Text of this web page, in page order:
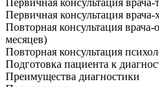
Первичная консультация
Первичная консультация
Повторная консультация
месяцев)
Повторная консультация
Подготовка пациента к
Преимущества диагностики